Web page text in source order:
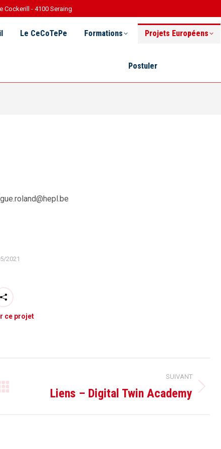
Cockerill - 4100 Seraing
Le CeCoTePe Formations Projets Européens
Postuler
2021
ce projet
SUIVANT
Liens – Digital Twin Academy
Formations Projets Européens R & D